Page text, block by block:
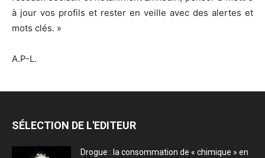
à jour vos profils et rester en veille avec des alertes et
mots clés. »
A.P-L.
SÉLECTION DE L'EDITEUR
Drogue : la consommation de « chimique » en